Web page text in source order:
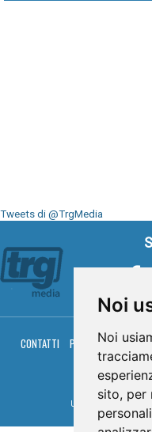
Noi
Noi
sito, per
Tweets di @TrgMedia
CONTATTI PRIVACY COOKIES
©
Umbria Televisioni